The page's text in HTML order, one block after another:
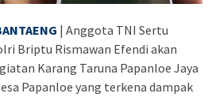
| Anggota TNI Sertu
Briptu Rismawan Efendi akan
Karang Taruna Papanloe Jaya
Papanloe yang terkena dampak